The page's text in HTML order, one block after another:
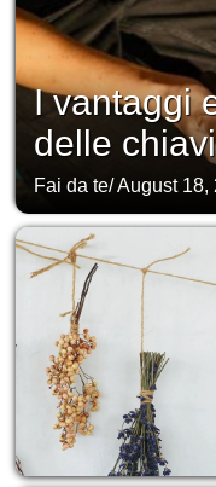
I vantaggi
delle
Fai da te/August 18,